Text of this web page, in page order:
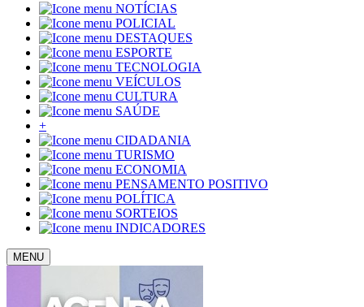
NOTÍCIAS
POLICIAL
DESTAQUES
ESPORTE
TECNOLOGIA
VEÍCULOS
CULTURA
SAÚDE
+
CIDADANIA
TURISMO
ECONOMIA
PENSAMENTO POSITIVO
POLÍTICA
SORTEIOS
INDICADORES
MENU